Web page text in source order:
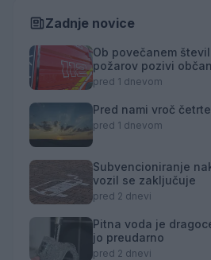
Zadnje novice
Ob povečanem
požarov pozivi
obveščanju policije
pred 1 dnevom
Pred nami vroč
pred 1 dnevom
Subvencioniranje
vozil se zaključuje
pred 2 dnevi
Pitna voda je
jo preudarno
pred 2 dnevi